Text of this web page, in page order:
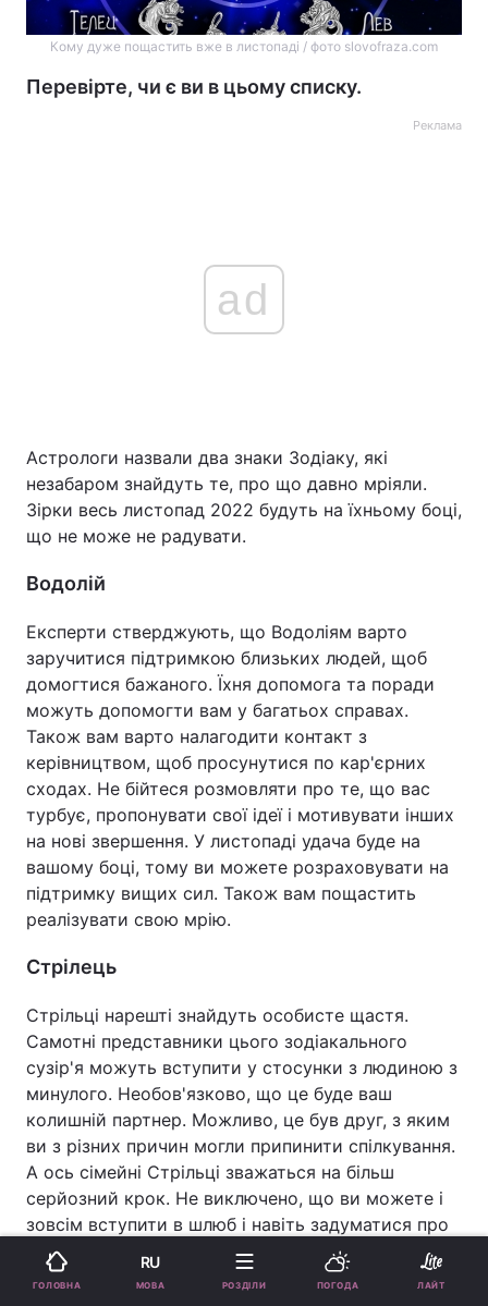
Кому дуже пощастить вже в листопаді / фото slovofraza.com
Перевірте, чи є ви в цьому списку.
Реклама
ad
Астрологи назвали два знаки Зодіаку, які
незабаром знайдуть те, про що давно мріяли.
Зірки весь листопад 2022 будуть на їхньому боці,
що не може не радувати.
Водолій
Експерти стверджують, що Водоліям варто
заручитися підтримкою близьких людей, щоб
домогтися бажаного. Їхня допомога та поради
можуть допомогти вам у багатьох справах.
Також вам варто налагодити контакт з
керівництвом, щоб просунутися по кар'єрних
сходах. Не бійтеся розмовляти про те, що вас
турбує, пропонувати свої ідеї і мотивувати інших
на нові звершення. У листопаді удача буде на
вашому боці, тому ви можете розраховувати на
підтримку вищих сил. Також вам пощастить
реалізувати свою мрію.
Стрілець
Стрільці нарешті знайдуть особисте щастя.
Самотні представники цього зодіакального
сузір'я можуть вступити у стосунки з людиною з
минулого. Необов'язково, що це буде ваш
колишній партнер. Можливо, це був друг, з яким
ви з різних причин могли припинити спілкування.
А ось сімейні Стрільці зважаться на більш
серйозний крок. Не виключено, що ви можете і
зовсім вступити в шлюб і навіть задуматися про
поповнення в родині. Зірки обіцяють вам
справжнє щастя.
ГОЛОВНА
RU
МОВА РОЗДІЛИ ПОГОДА ЛАЙТ